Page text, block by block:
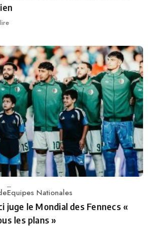
Equipes Nationales
juge le Mondial des Fennecs «
les plans »